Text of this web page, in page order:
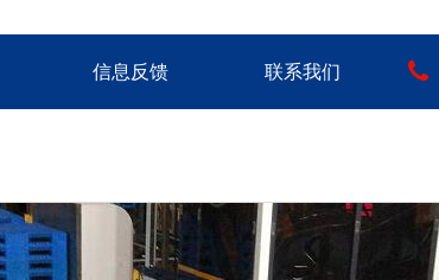
信息反馈 联系我们